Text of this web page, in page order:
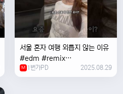
서울 혼자 여행 외릅지 않는 이유
#edm #remix
#electronicmusic #singer
#newmusic #music #여행
M 1번가PD 2025.08.29